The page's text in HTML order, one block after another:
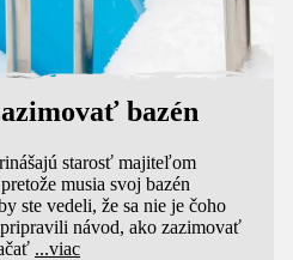
bazén
starosť majiteľom
musia svoj bazén
ste vedeli, že sa nie je čoho
návod, ako zazimovať
...viac